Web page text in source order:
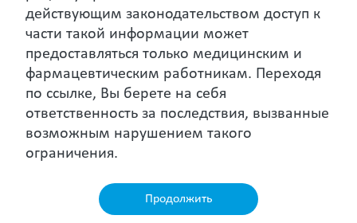
Неврология и психиатрия
Женское здоровье Гастроэнтерология
Здоровье дыхательной системы
Управление сахарным диабетом Дерматология
действующим законодательством доступ к
части такой информации может
предоставляться только медицинским и
фармацевтическим работникам. Переходя
по ссылке, Вы берете на себя
ответственность за последствия, вызванные
возможным нарушением такого
ограничения.
Продолжить